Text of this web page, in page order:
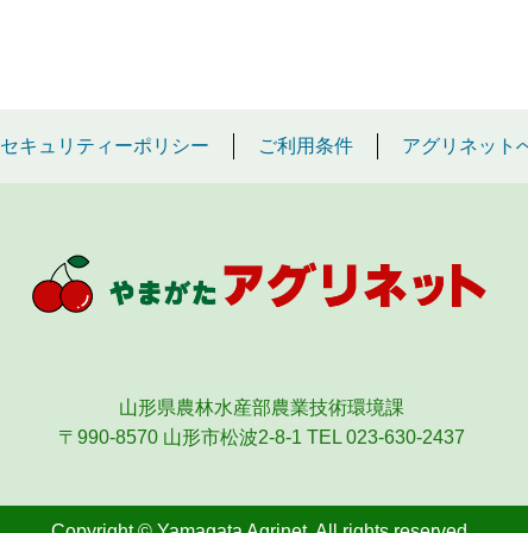
セキュリティーポリシー ご利用条件 アグリネット
山形県農林水産部農業技術環境課
〒990-8570 山形市松波2-8-1 TEL 023-630-2437